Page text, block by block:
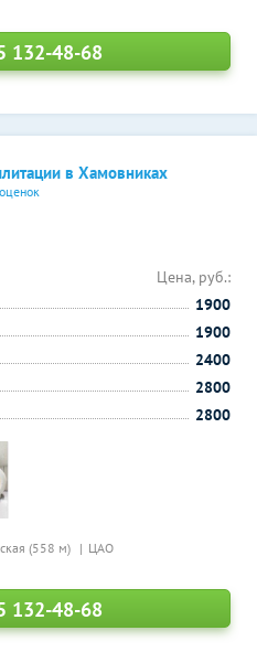
132-48-68
в Хамовниках
(558 м) ЦАО
Цена, руб.:
1900
1900
2400
2800
2800
132-48-68